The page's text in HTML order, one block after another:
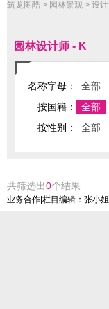
筑龙图酷 > 园林景观 > 设
园林设计师 - K
名称字母： 全部
按国籍：
全部
按性别：
全部
共筛选出0个结果
业务合作|栏目编辑：张